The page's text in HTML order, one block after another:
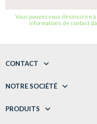
Vous pouvez vous désinscrire
informations de contact
CONTACT
NOTRE SOCIÉTÉ
PRODUITS